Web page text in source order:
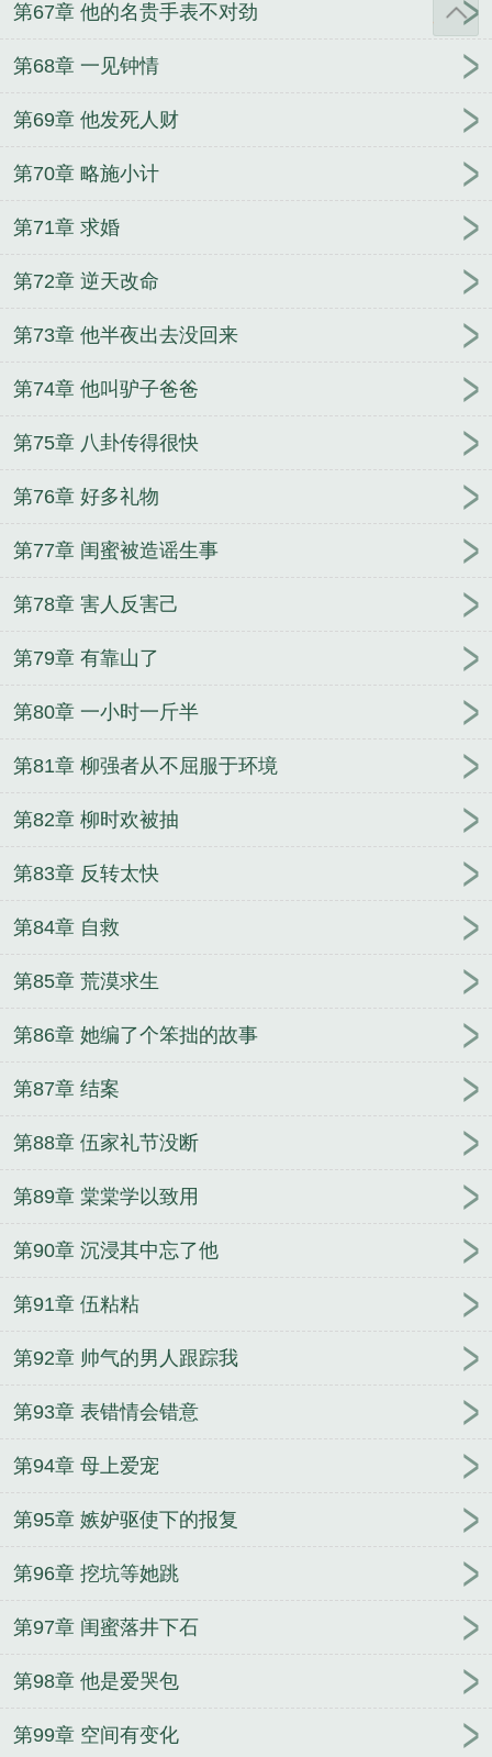
第67章 他的名贵手表不对劲
第68章 一见钟情
第69章 他发死人财
第70章 略施小计
第71章 求婚
第72章 逆天改命
第73章 他半夜出去没回来
第74章 他叫驴子爸爸
第75章 八卦传得很快
第76章 好多礼物
第77章 闺蜜被造谣生事
第78章 害人反害己
第79章 有靠山了
第80章 一小时一斤半
第81章 柳强者从不屈服于环境
第82章 柳时欢被抽
第83章 反转太快
第84章 自救
第85章 荒漠求生
第86章 她编了个笨拙的故事
第87章 结案
第88章 伍家礼节没断
第89章 棠棠学以致用
第90章 沉浸其中忘了他
第91章 伍粘粘
第92章 帅气的男人跟踪我
第93章 表错情会错意
第94章 母上爱宠
第95章 嫉妒驱使下的报复
第96章 挖坑等她跳
第97章 闺蜜落井下石
第98章 他是爱哭包
第99章 空间有变化